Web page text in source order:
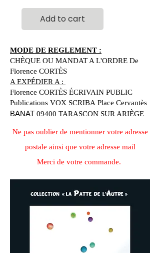
Add to cart
MODE DE REGLEMENT :
CHÈQUE OU MANDAT A L'ORDRE De
Florence CORTÈS
A EXPÉDIER A :
Florence CORTÈS ÉCRIVAIN PUBLIC
Publications VOX SCRIBA Place Cervantès
BANAT 09400 TARASCON SUR ARIÈGE
Ne pas oublier de mentionner votre adresse
postale ainsi que votre adresse mail
Merci de votre commande.